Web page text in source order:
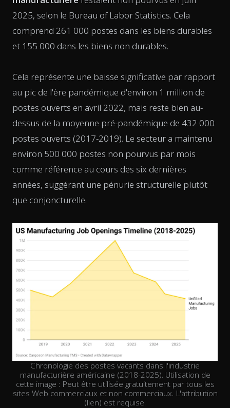
2025, selon le Bureau of Labor Statistics. Cela
comprend 261 000 postes dans les biens durables
et 155 000 dans les biens non durables.
Cela représente une baisse significative par rapport
au pic de l'ère pandémique d'environ 1 million de
postes ouverts en avril 2022, mais reste bien au-
dessus de la moyenne pré-pandémique de 432 000
postes ouverts (2017-2019). Le secteur a maintenu
environ 500 000 postes non pourvus par mois
comme référence au cours des six dernières
années, suggérant une pénurie structurelle plutôt
que conjoncturelle.
Chronologie des postes vacants dans l'industrie
manufacturière américaine (2018-2025). Utilisation de
cette image : Peut être utilisée gratuitement par tous les
sites Web commerciaux et non commerciaux. L'attribution
(lien) est requise.